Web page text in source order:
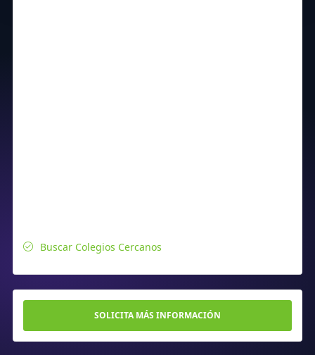
Buscar Colegios Cercanos
SOLICITA MÁS INFORMACIÓN